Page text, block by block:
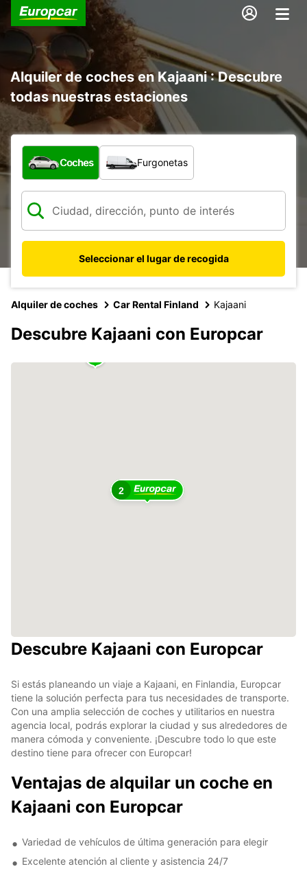
Alquiler de coches en Kajaani : Descubre
todas nuestras estaciones
¿Qué tipo de vehículo?
Coches Furgonetas
Seleccionar el lugar de recogida
Alquiler de coches Car Rental Finland Kajaani
Descubre Kajaani con Europcar
2
Descubre Kajaani con Europcar
Si estás planeando un viaje a Kajaani, en Finlandia, Europcar
tiene la solución perfecta para tus necesidades de transporte.
Con una amplia selección de coches y utilitarios en nuestra
agencia local, podrás explorar la ciudad y sus alrededores de
manera cómoda y conveniente. ¡Descubre todo lo que este
destino tiene para ofrecer con Europcar!
Ventajas de alquilar un coche en
Kajaani con Europcar
Variedad de vehículos de última generación para elegir
Excelente atención al cliente y asistencia 24/7